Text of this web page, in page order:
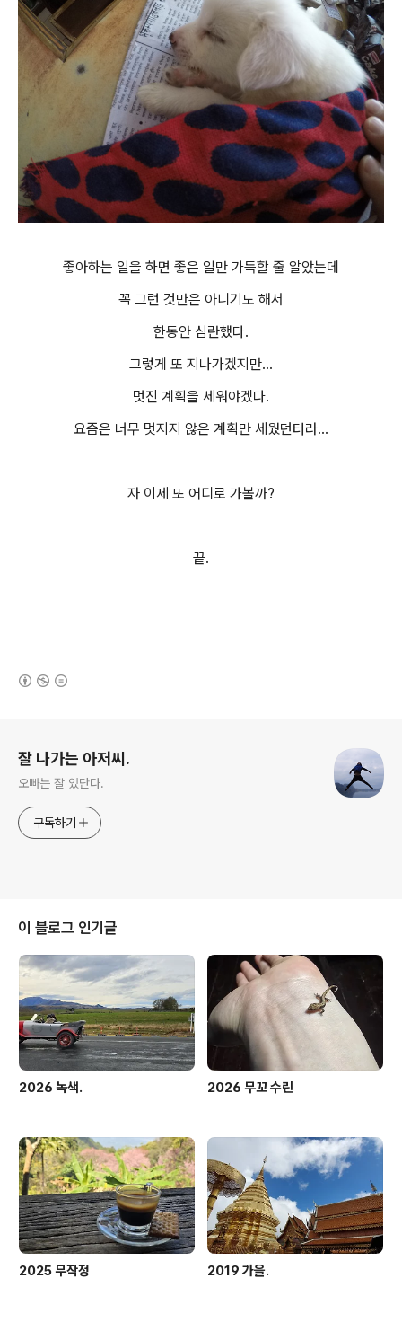
좋아하는 일을 하면 좋은 일만 가득할 줄 알았는데
꼭 그런 것만은 아니기도 해서
한동안 심란했다.
그렇게 또 지나가겠지만...
멋진 계획을 세워야겠다.
요즘은 너무 멋지지 않은 계획만 세웠던터라...
자 이제 또 어디로 가볼까?
끝.
잘 나가는 아저씨.
오빠는 잘 있단다.
구독하기
이 블로그 인기글
2026 녹색. 2026 무꼬 수린
2025 무작정 2019 가을.